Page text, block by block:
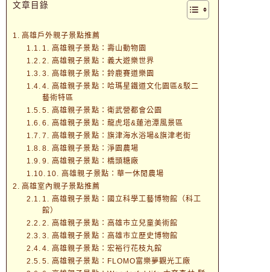
文章目錄
高雄戶外親子景點推薦
1. 高雄親子景點：壽山動物園
2. 高雄親子景點：義大遊樂世界
3. 高雄親子景點：鈴鹿賽道樂園
4. 高雄親子景點：哈瑪星鐵道文化園區&駁二
藝術特區
5. 高雄親子景點：衛武營都會公園
6. 高雄親子景點：龍虎塔&蓮池潭風景區
7. 高雄親子景點：旗津海水浴場&旗津老街
8. 高雄親子景點：淨園農場
9. 高雄親子景點：橋頭糖廠
10. 高雄親子景點：華一休閒農場
高雄室內親子景點推薦
1. 高雄親子景點：國立科學工藝博物館（科工
館）
2. 高雄親子景點：高雄市立兒童美術館
3. 高雄親子景點：高雄市立歷史博物館
4. 高雄親子景點：宏裕行花枝丸館
5. 高雄親子景點：FLOMO富樂夢觀光工廠